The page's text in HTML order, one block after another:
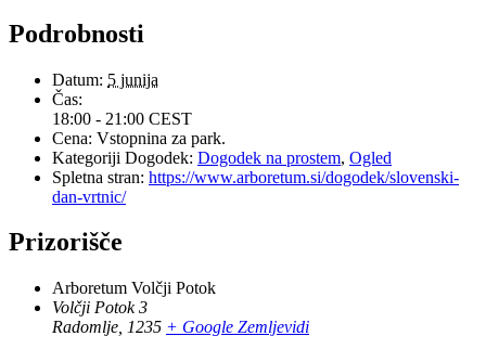
Podrobnosti
Datum: 5 junija
Čas:
18:00 - 21:00 CEST
Cena: Vstopnina za park.
Kategoriji Dogodek: Dogodek na prostem, Ogled
Spletna stran: https://www.arboretum.si/dogodek/slovenski-
dan-vrtnic/
Prizorišče
Arboretum Volčji Potok
Volčji Potok 3
Radomlje 1235 + Google Zemljevidi